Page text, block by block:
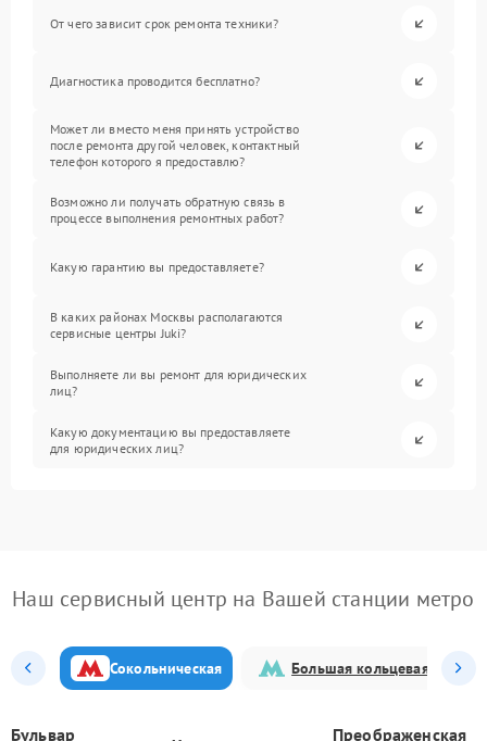
От чего зависит срок ремонта техники?
Диагностика проводится бесплатно?
Может ли вместо меня принять устройство
после ремонта другой человек, контактный
телефон которого я предоставлю?
Возможно ли получать обратную связь в
процессе выполнения ремонтных работ?
Какую гарантию вы предоставляете?
В каких районах Москвы располагаются
сервисные центры Juki?
Выполняете ли вы ремонт для юридических
лиц?
Какую документацию вы предоставляете
для юридических лиц?
Наш сервисный центр на Вашей станции метро
Сокольническая Большая кольцевая
Бульвар Преображенская